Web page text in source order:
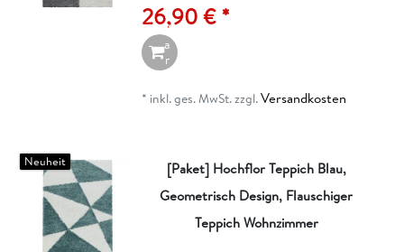
26,90 € *
n
W
a
r
e
n
k
* inkl. ges. MwSt.zzgl.Versandkosten
Neuheit
[Paket] Hochflor Teppich Blau,
Geometrisch Design, Flauschiger
Teppich Wohnzimmer
I